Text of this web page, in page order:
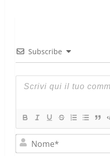
Subscribe